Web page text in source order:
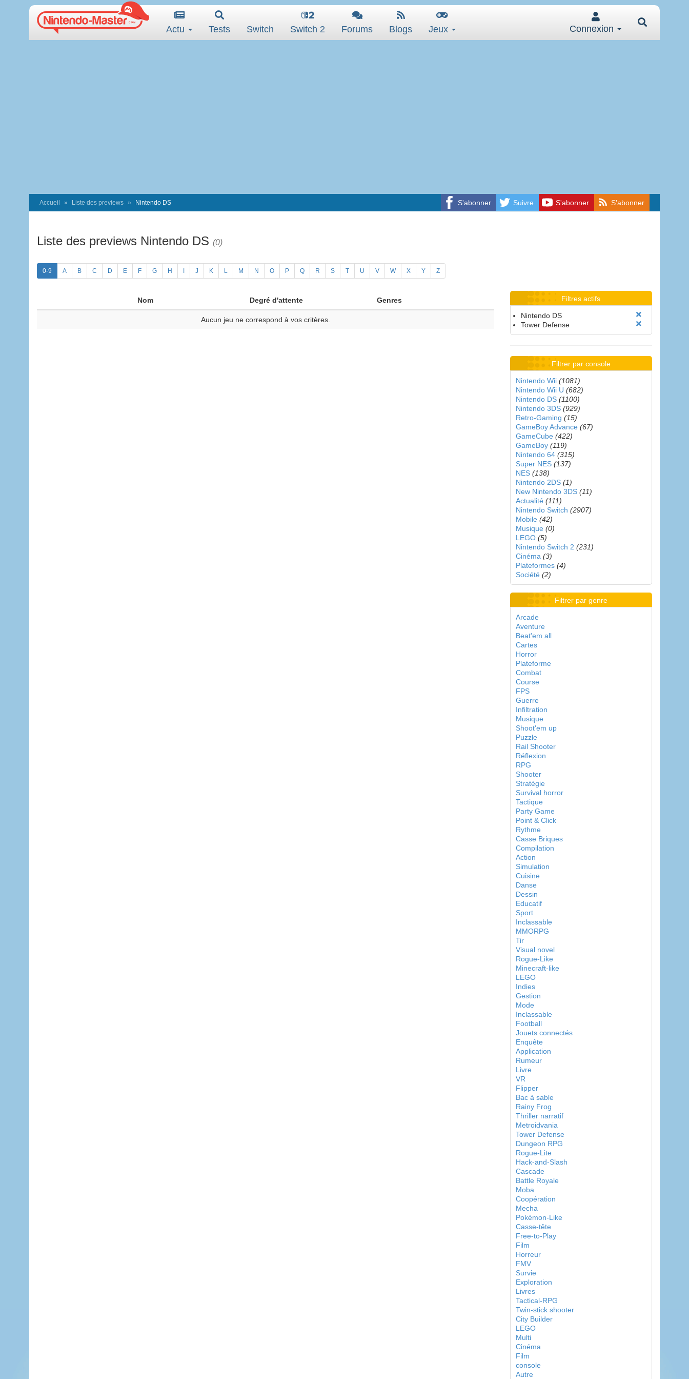
Actu Tests Switch Switch 2 Forums Blogs Jeux Connexion
S'abonner Suivre S'abonner S'abonner
Accueil Liste des previews Nintendo DS
Liste des previews Nintendo DS (0)
0-9 A B C D E F G H J K L M N O P Q R S T U V W X Y Z
Nom Degré d'attente Genres
Aucun jeu ne correspond à vos critères.
Filtres actifs
Nintendo DS
Tower Defense
Filtrer par console
Nintendo Wii (1081)
Nintendo Wii U (682)
Nintendo DS (1100)
Nintendo 3DS (929)
Retro-Gaming (15)
GameBoy Advance (67)
GameCube (422)
GameBoy (119)
Nintendo 64 (315)
Super NES (137)
NES (138)
Nintendo 2DS (1)
New Nintendo 3DS (11)
Actualité (111)
Nintendo Switch (2907)
Mobile (42)
Musique (0)
LEGO (5)
Nintendo Switch 2 (231)
Cinéma (3)
Plateformes (4)
Société (2)
Filtrer par genre
Arcade
Aventure
Beat'em all
Cartes
Horror
Plateforme
Combat
Course
FPS
Guerre
Infiltration
Musique
Shoot'em up
Puzzle
Rail Shooter
Réflexion
RPG
Shooter
Stratégie
Survival horror
Tactique
Party Game
Point & Click
Rythme
Casse Briques
Compilation
Action
Simulation
Cuisine
Danse
Dessin
Educatif
Sport
Inclassable
MMORPG
Tir
Visual novel
Rogue-Like
Minecraft-like
LEGO
Indies
Gestion
Mode
Inclassable
Football
Jouets connectés
Enquête
Application
Rumeur
Livre
VR
Flipper
Bac à sable
Rainy Frog
Thriller narratif
Metroidvania
Tower Defense
Dungeon RPG
Rogue-Lite
Hack-and-Slash
Cascade
Battle Royale
Moba
Coopération
Mecha
Pokémon-Like
Casse-tête
Free-to-Play
Film
Horreur
FMV
Survie
Exploration
Livres
Tactical-RPG
Twin-stick shooter
City Builder
LEGO
Multi
Cinéma
Film
console
Autre